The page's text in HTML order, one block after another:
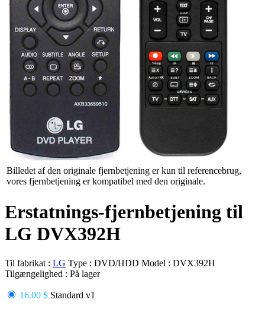
Billedet af den originale fjernbetjening er kun til referencebrug,
vores fjernbetjening er kompatibel med den originale.
Erstatnings-fjernbetjening til
LG DVX392H
Til fabrikat : LG Type : DVD/HDD Model : DVX392H
Tilgængelighed : På lager
16.00 $ Standard v1